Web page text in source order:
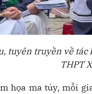
tuyên truyền về tác
THPT
họa ma túy, mỗi